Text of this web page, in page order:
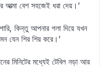
বেশ সহজেই ধরা দেয়।’
কিন্তু আপনার গলা দিয়ে যখন
যেন শির শির করে।’
মিনিটের মধ্যেই টেবিল নড়া আর